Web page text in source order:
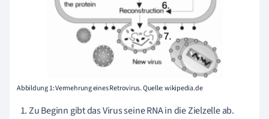
Abbildung 1: Vermehrung eines Retrovirus. Quelle: wikipedia.de
Zu Beginn gibt das Virus seine RNA in die Zielzelle ab.